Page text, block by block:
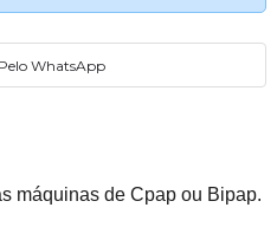
WhatsApp
máquinas de Cpap ou Bipap.